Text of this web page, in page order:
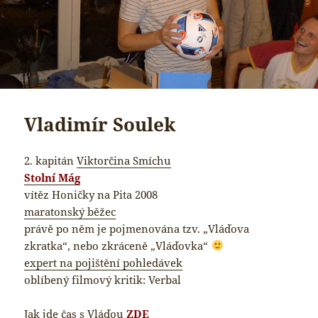
Vladimír Soulek
2. kapitánViktorčina Smíchu
Stolní Mág
vítěz Honičky na Pita 2008
maratonský běžec
právě po něm je pojmenována tzv. „Vláďova
zkratka“, nebo zkráceně „Vláďovka“
expert na pojištění pohledávek
oblíbený filmový kritik: Verbal
Jak jde čas s Vláďou ZDE